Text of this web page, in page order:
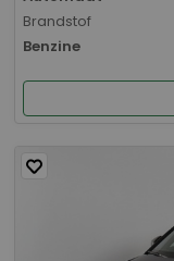
Brandstof
Benzine